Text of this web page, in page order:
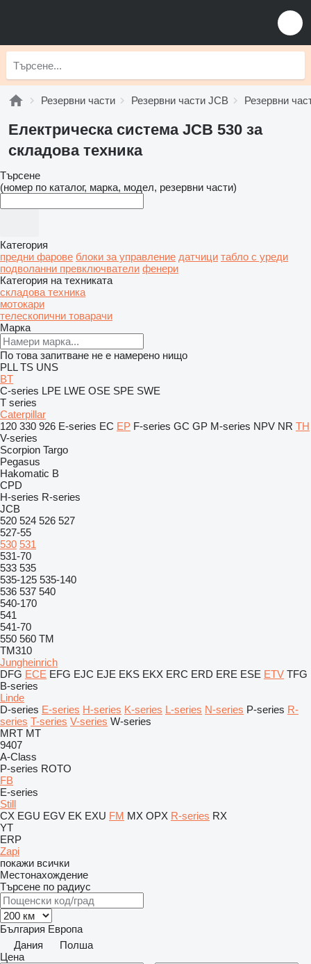
Резервни части Резервни части JCB Резервни
Електрическа система JCB 530 за
складова техника
Търсене
(номер по каталог, марка, модел, резервни части)
Категория
предни фарове блоки за управление датчици табло с уреди
подволанни превключватели фенери
Категория на техниката
складова техника
мотокари
телескопични товарачи
Марка
По това запитване не е намерено нищо
PLL TS UNS
BT
C-series LPE LWE OSE SPE SWE
T series
Caterpillar
120 330 926 E-series EC EP F-series GC GP M-series NPV NR TH
V-series
Scorpion Targo
Pegasus
Hakomatic B
CPD
H-series R-series
JCB
520 524 526 527
527-55
530 531
531-70
533 535
535-125 535-140
536 537 540
540-170
541
541-70
550 560 TM
TM310
Jungheinrich
DFG ECE EFG EJC EJE EKS EKX ERC ERD ERE ESE ETV TFG
B-series
Linde
D-series E-series H-series K-series L-series N-series P-series R-
series T-series V-series W-series
MRT MT
9407
A-Class
P-series ROTO
FB
E-series
Still
CX EGU EGV EK EXU FM MX OPX R-series RX
YT
ERP
Zapi
покажи всички
Местонахождение
Търсене по радиус
България Европа
Дания
Полша
Цена